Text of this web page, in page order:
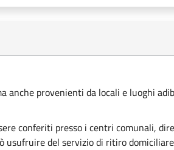
anche provenienti da locali e luoghi
conferiti presso i centri comunali,
usufruire del servizio di ritiro